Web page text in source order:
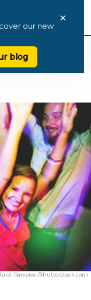
our new
blog
×
di: Rawpixel/Shutterstock.com